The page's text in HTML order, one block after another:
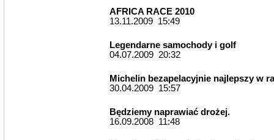
AFRICA RACE 2010
13.11.2009 15:49
Legendarne samochody i golf
04.07.2009 20:32
Michelin bezapelacyjnie najlepszy w
30.04.2009 15:57
Będziemy naprawiać drożej.
16.09.2008 11:48